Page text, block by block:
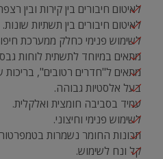
לאיטום חיבורים בין קירות ובין
לאיטום חיבורים בין תשתיות שונות.
לשימוש פנימי כחלק ממערכת
מתאים במיוחד לתשתית לוחות
מתאים ל"חדרים רטובים", בריכות
בעל אלסטיות גבוהה.
עמיד בסביבה חומצית ואלקלית.
לשימוש פנימי וחיצוני.
תכונות החומר נשמרות בטמפרטורות
קל ונח לשימוש.